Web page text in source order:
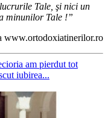
Tale, şi nici un
minunilor Tale !”
www.ortodoxiatinerilor.ro
am pierdut tot
iubirea...